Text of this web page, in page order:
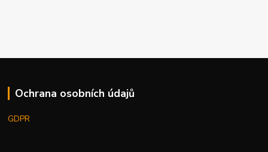
Ochrana osobních údajů
GDPR